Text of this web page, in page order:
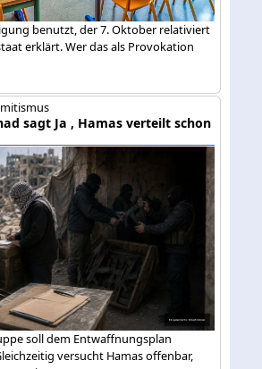
benutzt, der 7. Oktober relativiert
erklärt. Wer das als Provokation
sagt Ja , Hamas verteilt schon
soll dem Entwaffnungsplan
versucht Hamas offenbar,